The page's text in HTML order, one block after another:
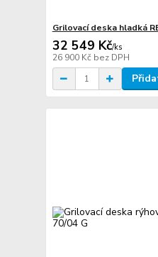
Grilovací deska hladká
32 549 Kč/ks
26 900 Kč bez DPH